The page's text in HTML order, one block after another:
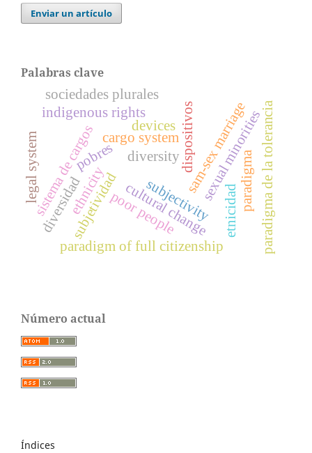
Enviar un artículo
Palabras clave
cargo system dispositivos
pobres
subjectivity
subjetividad
sam-sex marriage
paradigm of full citizenship
sexual minoritiesparadigma de la tolerancia
cultural change
devices
ethnicity
sistema de cargos etnicidad
legal system paradigma
indigenous rights
sociedades plurales
poor people
diversity
diversidad
Número actual
Índices